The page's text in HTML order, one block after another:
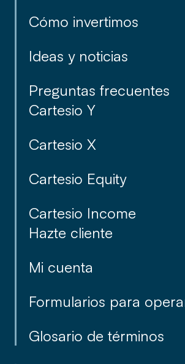
Da el primer paso y
sencilla online.
Cómo invertimos
Ideas y noticias
Preguntas frecuentes
Cartesio Y
Cartesio X
Cartesio Equity
Cartesio Income
Hazte cliente
Mi cuenta
Formularios para
Glosario de términos